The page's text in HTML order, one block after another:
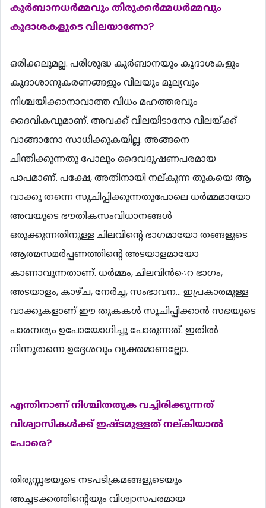
കുര്‍ബാനധര്‍മ്മവും തിരുക്കര്‍മ്മധര്‍മ്മവും
കൂദാശകളുടെ വിലയാണോ?
ഒരിക്കലുമല്ല. പരിശുദ്ധ കുര്‍ബാനയും കൂദാശകളും
കൂദാശാനുകരണങ്ങളും വിലയും മൂല്യവും
നിശ്ചയിക്കാനാവാത്ത വിധം മഹത്തരവും
ദൈവികവുമാണ്. അവക്ക് വിലയിടാനോ വിലയ്ക്ക്
വാങ്ങാനോ സാധിക്കുകയില്ല. അങ്ങനെ
ചിന്തിക്കുന്നതു പോലും ദൈവദൂഷണപരമായ
പാപമാണ്. പക്ഷേ, അതിനായി നല്കുന്ന തുകയെ ആ
വാക്കു തന്നെ സൂചിപ്പിക്കുന്നതുപോലെ ധര്‍മ്മമായോ
അവയുടെ ഭൗതികസംവിധാനങ്ങള്‍
ഒരുക്കുന്നതിനുള്ള ചിലവിന്‍റെ ഭാഗമായോ തങ്ങളുടെ
ആത്മസമര്‍പ്പണത്തിന്‍റെ അടയാളമായോ
കാണാവുന്നതാണ്. ധര്‍മ്മം, ചിലവിന്‍െറ ഭാഗം,
അടയാളം, കാഴ്ച, നേര്‍ച്ച, സംഭാവന... ഇപ്രകാരമുള്ള
വാക്കുകളാണ് ഈ തുകകള്‍ സൂചിപ്പിക്കാന്‍ സഭയുടെ
പാരമ്പര്യം ഉപോയോഗിച്ചു പോരുന്നത്. ഇതില്‍
നിന്നുതന്നെ ഉദ്ദേശവും വ്യക്തമാണല്ലോ.
എന്തിനാണ് നിശ്ചിതതുക വച്ചിരിക്കുന്നത്
വിശ്വാസികള്‍ക്ക് ഇഷ്ടമുള്ളത് നല്കിയാല്‍
പോരെ?
തിരുസ്സഭയുടെ നടപടിക്രമങ്ങളുടെയും
അച്ചടക്കത്തിന്‍റെയും വിശ്വാസപരമായ